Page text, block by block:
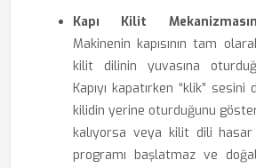
Kapı Kilit
Makinenin kapısının tam
kilit dilinin yuvasına
Kapıyı kapatırken “klik” sesini
kilidin yerine oturduğunu
kalıyorsa veya kilit dili hasar
programı başlatmaz ve